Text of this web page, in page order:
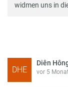
widmen uns in
DHE
Diên
vor 5